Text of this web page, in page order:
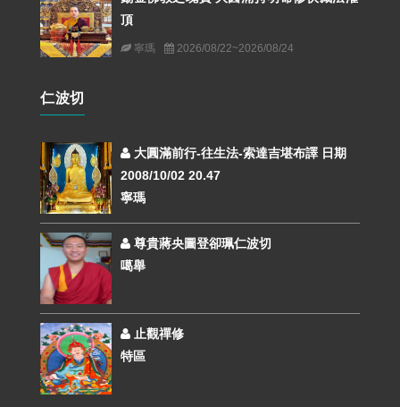
頂
寧瑪 2026/08/22~2026/08/24
仁波切
大圓滿前行-往生法-索達吉堪布譯 日期
2008/10/02 20.47
寧瑪
尊貴蔣央圖登卻珮仁波切
噶舉
止觀禪修
特區